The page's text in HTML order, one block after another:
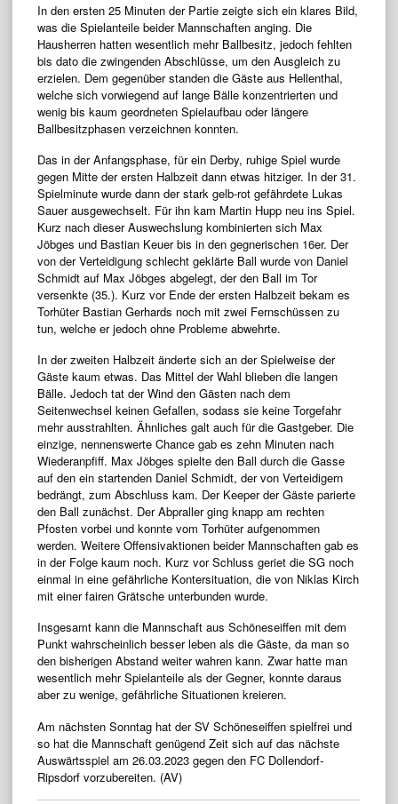
In den ersten 25 Minuten der Partie zeigte sich ein klares Bild,
was die Spielanteile beider Mannschaften anging. Die
Hausherren hatten wesentlich mehr Ballbesitz, jedoch fehlten
bis dato die zwingenden Abschlüsse, um den Ausgleich zu
erzielen. Dem gegenüber standen die Gäste aus Hellenthal,
welche sich vorwiegend auf lange Bälle konzentrierten und
wenig bis kaum geordneten Spielaufbau oder längere
Ballbesitzphasen verzeichnen konnten.
Das in der Anfangsphase, für ein Derby, ruhige Spiel wurde
gegen Mitte der ersten Halbzeit dann etwas hitziger. In der 31.
Spielminute wurde dann der stark gelb-rot gefährdete Lukas
Sauer ausgewechselt. Für ihn kam Martin Hupp neu ins Spiel.
Kurz nach dieser Auswechslung kombinierten sich Max
Jöbges und Bastian Keuer bis in den gegnerischen 16er. Der
von der Verteidigung schlecht geklärte Ball wurde von Daniel
Schmidt auf Max Jöbges abgelegt, der den Ball im Tor
versenkte (35.). Kurz vor Ende der ersten Halbzeit bekam es
Torhüter Bastian Gerhards noch mit zwei Fernschüssen zu
tun, welche er jedoch ohne Probleme abwehrte.
In der zweiten Halbzeit änderte sich an der Spielweise der
Gäste kaum etwas. Das Mittel der Wahl blieben die langen
Bälle. Jedoch tat der Wind den Gästen nach dem
Seitenwechsel keinen Gefallen, sodass sie keine Torgefahr
mehr ausstrahlten. Ähnliches galt auch für die Gastgeber. Die
einzige, nennenswerte Chance gab es zehn Minuten nach
Wiederanpfiff. Max Jöbges spielte den Ball durch die Gasse
auf den ein startenden Daniel Schmidt, der von Verteidigern
bedrängt, zum Abschluss kam. Der Keeper der Gäste parierte
den Ball zunächst. Der Abpraller ging knapp am rechten
Pfosten vorbei und konnte vom Torhüter aufgenommen
werden. Weitere Offensivaktionen beider Mannschaften gab es
in der Folge kaum noch. Kurz vor Schluss geriet die SG noch
einmal in eine gefährliche Kontersituation, die von Niklas Kirch
mit einer fairen Grätsche unterbunden wurde.
Insgesamt kann die Mannschaft aus Schöneseiffen mit dem
Punkt wahrscheinlich besser leben als die Gäste, da man so
den bisherigen Abstand weiter wahren kann. Zwar hatte man
wesentlich mehr Spielanteile als der Gegner, konnte daraus
aber zu wenige, gefährliche Situationen kreieren.
Am nächsten Sonntag hat der SV Schöneseiffen spielfrei und
so hat die Mannschaft genügend Zeit sich auf das nächste
Auswärtsspiel am 26.03.2023 gegen den FC Dollendorf-
Ripsdorf vorzubereiten. (AV)